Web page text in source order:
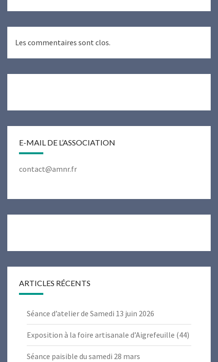
Les commentaires sont clos.
E-MAIL DE L’ASSOCIATION
contact@amnr.fr
ARTICLES RÉCENTS
Séance d’atelier de Samedi 13 juin 2026
Exposition à la foire artisanale d’Aigrefeuille (44)
Séance paisible du samedi 28 mars